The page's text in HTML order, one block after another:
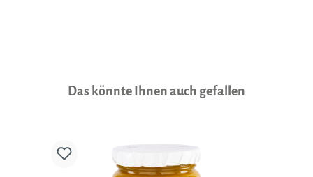
Produktgalerie überspringen
Das könnte Ihnen auch gefallen